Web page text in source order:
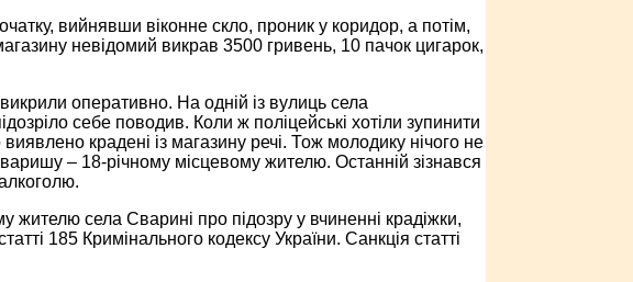
вийнявши віконне скло, проник у коридор, а потім,
невідомий викрав 3500 гривень, 10 пачок цигарок,
оперативно. На одній із вулиць села
себе поводив. Коли ж поліцейські хотіли зупинити
крадені із магазину речі. Тож молодику нічого не
– 18-річному місцевому жителю. Останній зізнався
жителю села Сварині про підозру у вчиненні крадіжки,
185 Кримінального кодексу України. Санкція статті